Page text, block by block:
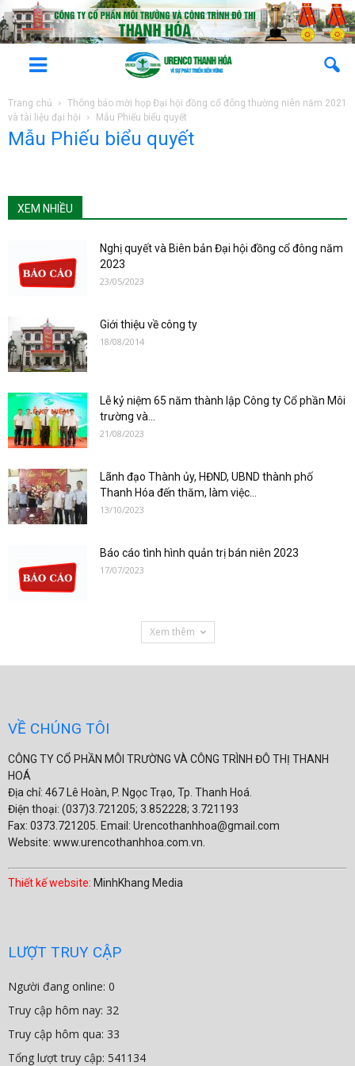
Trang chủ
Thông báo mời họp Đại hội đồng cổ đông thường niên năm 2021
và tài liệu đại hội
Mẫu Phiếu biểu quyết
Mẫu Phiếu biểu quyết
XEM NHIỀU
Nghị quyết và Biên bản Đại hội đồng cổ đông năm
2023
23/05/2023
Giới thiệu về công ty
18/08/2014
Lễ kỷ niệm 65 năm thành lập Công ty Cổ phần Môi
trường và...
21/08/2023
Lãnh đạo Thành ủy, HĐND, UBND thành phố
Thanh Hóa đến thăm, làm việc...
13/10/2023
Báo cáo tình hình quản trị bán niên 2023
17/07/2023
Xem thêm
VỀ CHÚNG TÔI
CÔNG TY CỔ PHẦN MÔI TRƯỜNG VÀ CÔNG TRÌNH ĐÔ THỊ THANH
HOÁ
Địa chỉ: 467 Lê Hoàn, P. Ngọc Trạo, Tp. Thanh Hoá.
Điện thoại: (037)3.721205; 3.852228; 3.721193
Fax: 0373.721205. Email: Urencothanhhoa@gmail.com
Website: www.urencothanhhoa.com.vn.
Thiết kế website: MinhKhang Media
LƯỢT TRUY CẬP
Người đang online: 0
Truy cập hôm nay: 32
Truy cập hôm qua: 33
Tổng lượt truy cập: 541134